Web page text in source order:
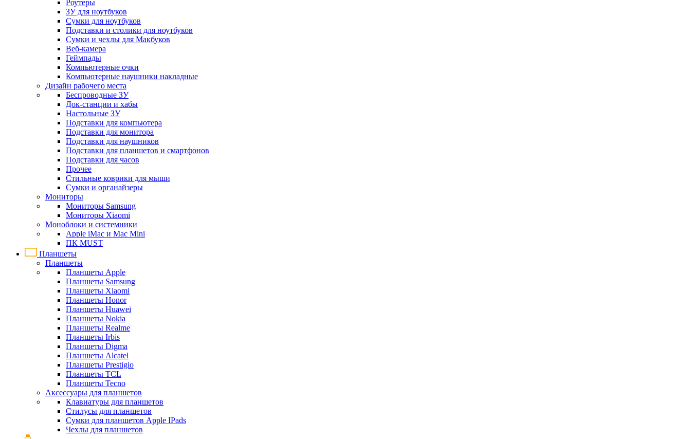
Роутеры
ЗУ для ноутбуков
Сумки для ноутбуков
Подставки и столики для ноутбуков
Сумки и чехлы для Макбуков
Веб-камера
Геймпады
Компьютерные очки
Компьютерные наушники накладные
Дизайн рабочего места
Беспроводные ЗУ
Док-станции и хабы
Настольные ЗУ
Подставки для компьютера
Подставки для монитора
Подставки для наушников
Подставки для планшетов и смартфонов
Подставки для часов
Прочее
Стильные коврики для мыши
Сумки и органайзеры
Мониторы
Мониторы Samsung
Мониторы Xiaomi
Моноблоки и системники
Apple iMac и Mac Mini
ПК MUST
Планшеты
Планшеты
Планшеты Apple
Планшеты Samsung
Планшеты Xiaomi
Планшеты Honor
Планшеты Huawei
Планшеты Nokia
Планшеты Realme
Планшеты Irbis
Планшеты Digma
Планшеты Alcatel
Планшеты Prestigio
Планшеты TCL
Планшеты Tecno
Аксессуары для планшетов
Клавиатуры для планшетов
Стилусы для планшетов
Сумки для планшетов Apple IPads
Чехлы для планшетов